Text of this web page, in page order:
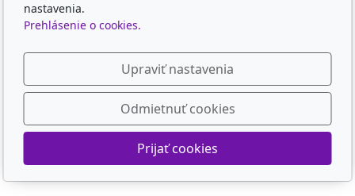
Sledujte nás
© 2026KD-FILTER, Průmyslová filtrace s.r.o.
PoháňanýinPage
nastavenia.
Prehlásenie o cookies.
Upraviť nastavenia
Odmietnuť cookies
Prijať cookies